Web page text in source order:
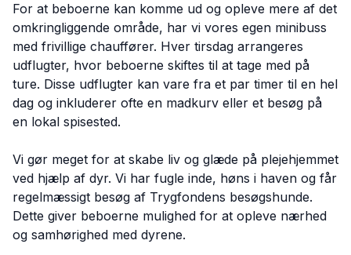
For at beboerne kan komme ud og opleve mere af det
omkringliggende område, har vi vores egen minibuss
med frivillige chauffører. Hver tirsdag arrangeres
udflugter, hvor beboerne skiftes til at tage med på
ture. Disse udflugter kan vare fra et par timer til en hel
dag og inkluderer ofte en madkurv eller et besøg på
en lokal spisested.
Vi gør meget for at skabe liv og glæde på plejehjemmet
ved hjælp af dyr. Vi har fugle inde, høns i haven og får
regelmæssigt besøg af Trygfondens besøgshunde.
Dette giver beboerne mulighed for at opleve nærhed
og samhørighed med dyrene.